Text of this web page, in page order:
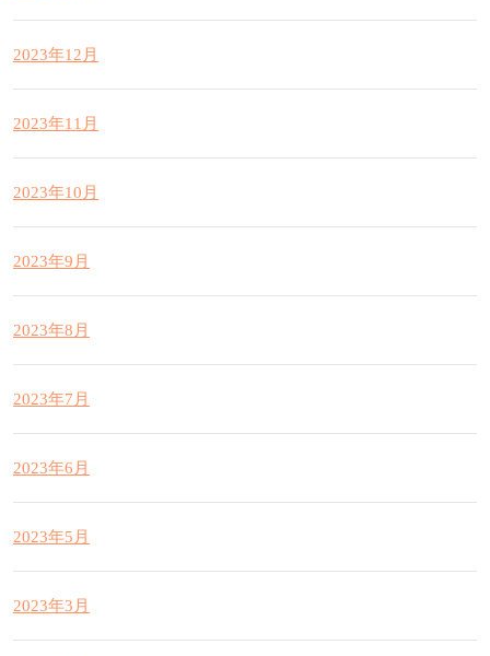
2023年12月
2023年11月
2023年10月
2023年9月
2023年8月
2023年7月
2023年6月
2023年5月
2023年3月